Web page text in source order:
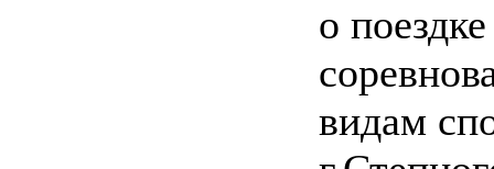
о
видам